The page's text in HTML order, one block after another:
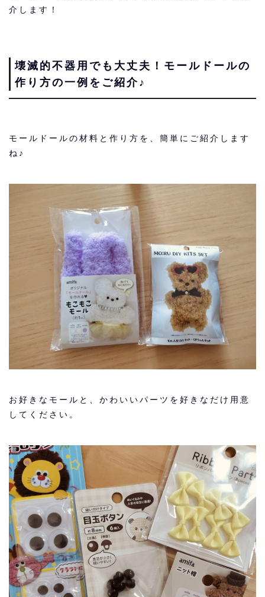
介します！
壊滅的不器用でも大丈夫！モールドールの
作り方の一例をご紹介♪
モールドールの材料と作り方を、簡単にご紹介します
ね♪
お好きなモールと、かわいいパーツを好きなだけ用意
してください。